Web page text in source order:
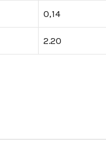
0,14
2.20